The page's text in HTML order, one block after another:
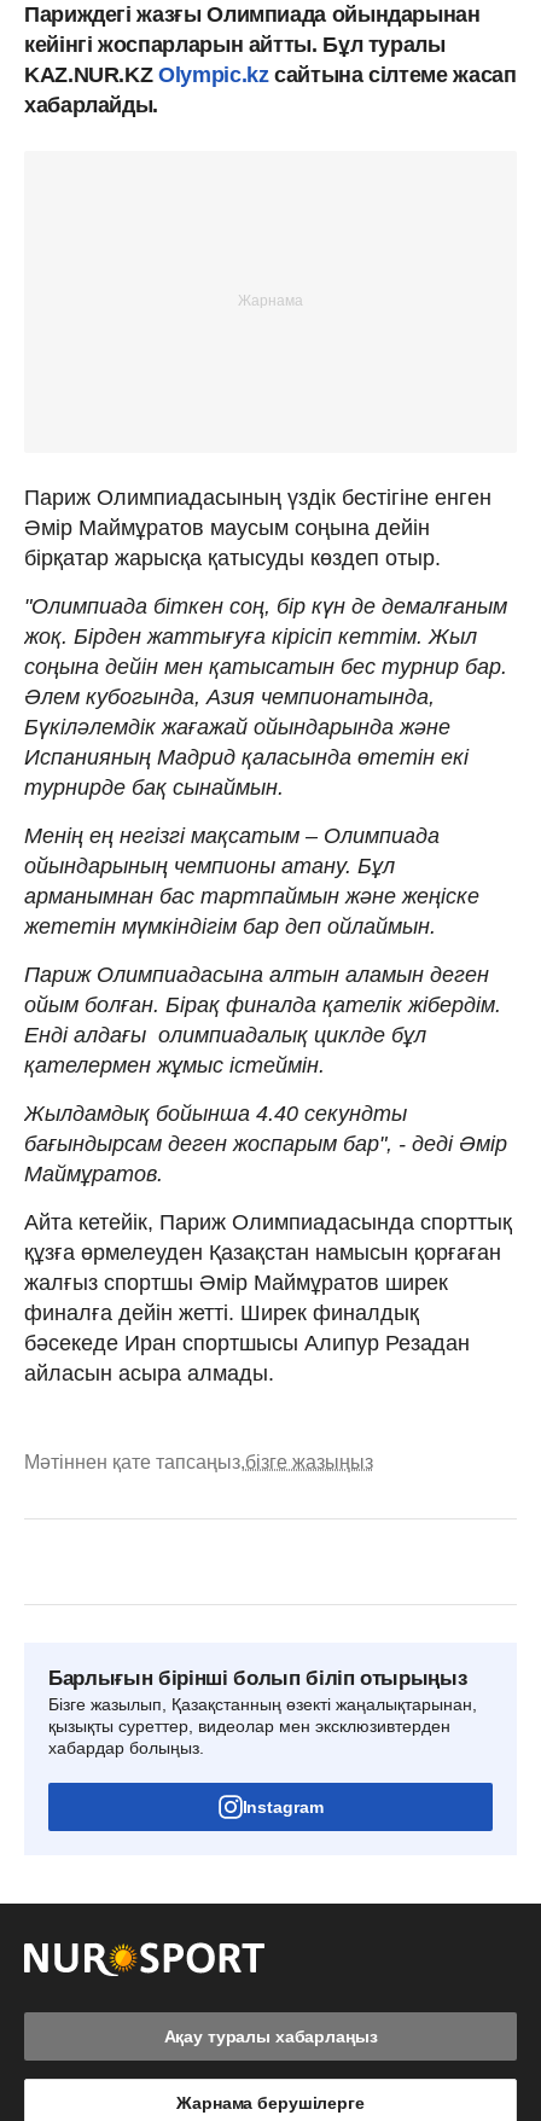
Париждегі жазғы Олимпиада ойындарынан
кейінгі жоспарларын айтты. Бұл туралы
KAZ.NUR.KZOlympic.kzсайтына сілтеме жасап
хабарлайды.
Париж Олимпиадасының үздік бестігіне енген
Әмір Маймұратов маусым соңына дейін
бірқатар жарысқа қатысуды көздеп отыр.
"Олимпиада біткен соң, бір күн де демалғаным
жоқ. Бірден жаттығуға кірісіп кеттім. Жыл
соңына дейін мен қатысатын бес турнир бар.
Әлем кубогында, Азия чемпионатында,
Бүкіләлемдік жағажай ойындарында және
Испанияның Мадрид қаласында өтетін екі
турнирде бақ сынаймын.
Менің ең негізгі мақсатым – Олимпиада
ойындарының чемпионы атану. Бұл
арманымнан бас тартпаймын және жеңіске
жететін мүмкіндігім бар деп ойлаймын.
Париж Олимпиадасына алтын аламын деген
ойым болған. Бірақ финалда қателік жібердім.
Енді алдағы олимпиадалық циклде бұл
қателермен жұмыс істеймін.
Жылдамдық бойынша 4.40 секундты
бағындырсам деген жоспарым бар", - деді Әмір
Маймұратов.
Айта кетейік, Париж Олимпиадасында спорттық
құзға өрмелеуден Қазақстан намысын қорғаған
жалғыз спортшы Әмір Маймұратов ширек
финалға дейін жетті. Ширек финалдық
бәсекеде Иран спортшысы Алипур Резадан
айласын асыра алмады.
Мәтіннен қате тапсаңыз,бізге жазыңыз
Барлығын бірінші болып біліп отырыңыз
Бізге жазылып, Қазақстанның өзекті жаңалықтарынан,
қызықты суреттер, видеолар мен эксклюзивтерден
хабардар болыңыз.
Instagram
Ақау туралы хабарлаңыз
Жарнама берушілерге